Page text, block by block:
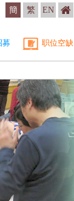
簡 繁 EN
募 职位空缺